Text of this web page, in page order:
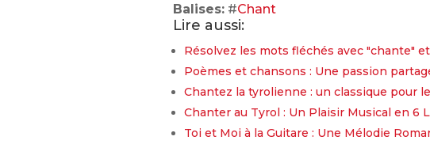
Balises: #Chant
Lire aussi:
Résolvez les mots fléchés avec "chante"
Poèmes et chansons : Une passion
Chantez la tyrolienne : un classique pour
Chanter au Tyrol : Un Plaisir Musical en 6
Toi et Moi à la Guitare : Une Mélodie